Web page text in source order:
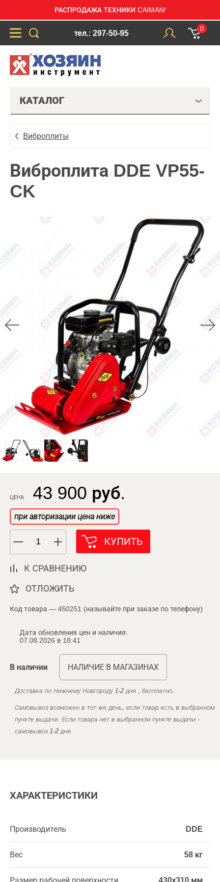
РАСПРОДАЖА ТЕХНИКИ CAIMAN!
тел.: 297-50-95
0
КАТАЛОГ
Виброплиты
Виброплита DDE VP55-
CK
ЦЕНА 43 900 руб.
при авторизации цена ниже
КУПИТЬ
К СРАВНЕНИЮ
ОТЛОЖИТЬ
Код товара — 450251 (называйте при заказе по телефону)
Дата обновления цен и наличия:
07.08.2026 в 18:41
В наличии НАЛИЧИЕ В МАГАЗИНАХ
Доставка по Нижнему Новгороду 1-2 дня , бесплатно.
Самовывоз возможен в тот же день, если товар есть в выбранном
пункте выдачи. Если товара нет в выбранном пункте выдачи -
самовывоз 1-2 дня.
ХАРАКТЕРИСТИКИ
Производитель DDE
Вес 58 кг
Размер рабочей поверхности 430х310 мм